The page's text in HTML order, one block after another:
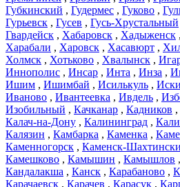
Губкинский , Гудермес , Гуково ,
Гурьевск , Гусев , Гусь-Хрустальный
Гвардейск , Хабаровск , Хадыженск ,
Харабали , Харовск , Хасавюрт ,
Холмск , Хотьково , Хвалынск ,
Иннополис , Инсар , Инта , Инза ,
Ишим , Ишимбай , Исилькуль ,
Иваново , Ивантеевка , Ивдель ,
Изобильный , Качканар , Кадников ,
Калач-на-Дону , Калининград ,
Калязин , Камбарка , Каменка ,
Каменногорск , Каменск-
Камешково , Камышин , Камышлов ,
Кандалакша , Канск , Карабаново ,
Карачаевск , Карачев , Карасук ,